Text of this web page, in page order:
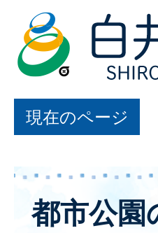
現在のページ
都市公園